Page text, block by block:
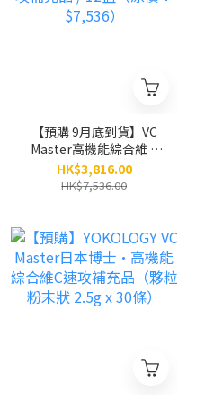
【預購 9月底到貨】VC
Master高機能綜合維 C
速攻補充品 / 12盒（原
價：$7,536）
HK$3,816.00
HK$7,536.00